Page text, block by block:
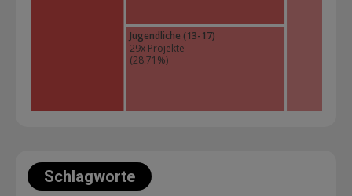
Jugendliche (13-17)
29x Projekte
(28.71%)
Schlagworte